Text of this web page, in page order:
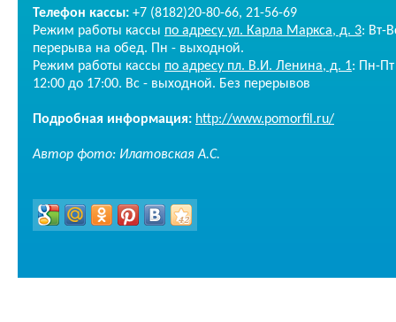
Телефон кассы: +7 (8182)20-80-66, 21-56-69
Режим работы кассы по адресу ул. Карла Маркса, д. 3: Вт-
перерыва на обед. Пн - выходной.
Режим работы кассы по адресу пл. В.И. Ленина, д. 1: Пн-Пт
12:00 до 17:00. Вс - выходной. Без перерывов
Подробная информация: http://www.pomorfil.ru/
Автор фото: Илатовская А.С.